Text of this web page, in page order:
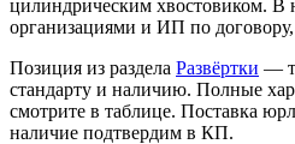
цилиндрическим хвостовиком. В
организациями и ИП по
Позиция из раздела Развёртки —
стандарту и наличию. Полные
смотрите в таблице. Поставка
наличие подтвердим в КП.